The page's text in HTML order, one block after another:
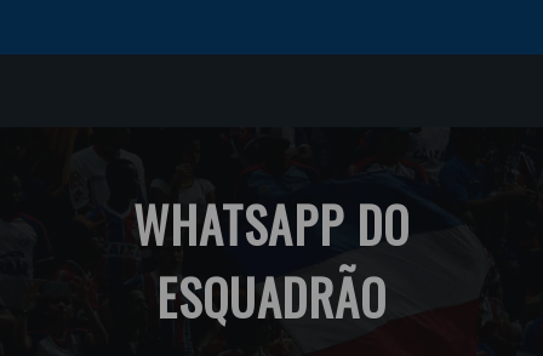
WHATSAPP DO
ESQUADRÃO